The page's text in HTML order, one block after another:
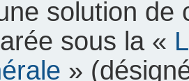
solution de
sous la «
»